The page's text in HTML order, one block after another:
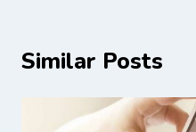
Similar Posts